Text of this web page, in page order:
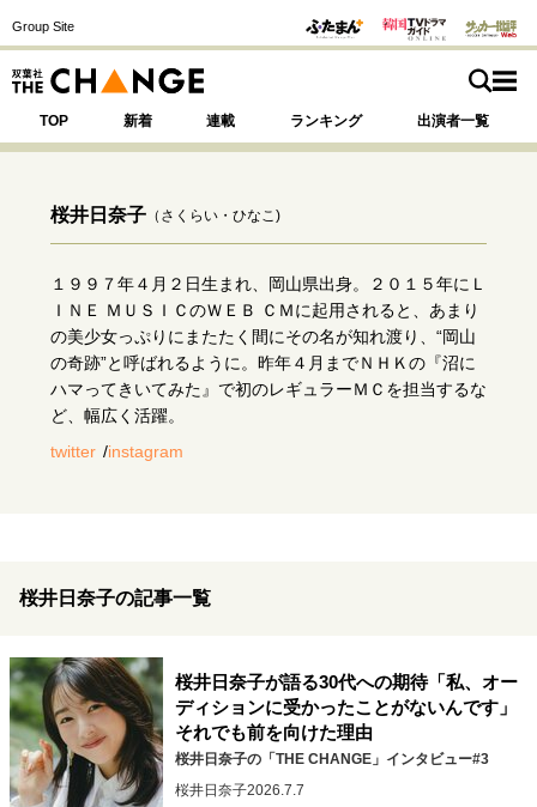
Group Site
TOP 新着 連載 ランキング 出演者一覧
注目の記事テーマで探す
サイトの核・哲学
運命を変えた出会い 決断の裏側
挫折からの再起
未知への挑戦
表現者の葛藤
セカンドキャリアの描き方
大人の学び直し
経営・ビジネス
リーダーの流儀
桜井日奈子 （さくらい・ひなこ)
１９９７年４月２日生まれ、岡山県出身。２０１５年にＬ
ＩＮＥ ＭＵＳＩＣのＷＥＢ ＣＭに起用されると、あまり
の美少女っぷりにまたたく間にその名が知れ渡り、“岡山
の奇跡”と呼ばれるように。昨年４月までＮＨＫの『沼に
ハマってきいてみた』で初のレギュラーＭＣを担当するな
ど、幅広く活躍。
twitter
instagram
桜井日奈子の記事一覧
桜井日奈子が語る30代への期待「私、オー
ディションに受かったことがないんです」
それでも前を向けた理由
桜井日奈子の「THE CHANGE」インタビュー#3
桜井日奈子2026.7.7